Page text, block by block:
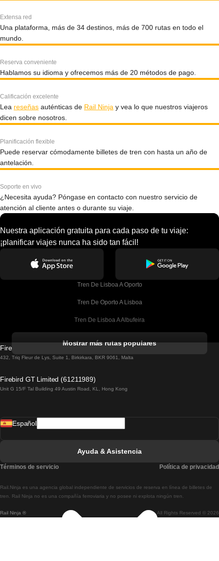
Extensa red
Una plataforma, más de 34 destinos, más de 700 rutas en todo el
mundo.
Reserva conveniente
Hablamos su idioma y ofrecemos más de 20 métodos de pago.
Calificación excelente
Lea reseñas auténticas de Rail Ninja y vea lo que nuestros viajeros
dicen sobre nosotros.
Planificación flexible
Puede reservar cómodamente billetes de tren con hasta un año de
antelación.
Soporte en vivo
¿Necesita ayuda? Póngase en contacto con nuestro servicio de
atención al cliente antes o durante su viaje.
Nuestra aplicación gratuita para cada paso de tu viaje:
¡planificar viajes nunca ha sido tan fácil!
Tren De Lisboa A Oporto
Tren De Oporto A Lisboa
Tren De Lisboa A Albufeira
Tren De Lisboa A Lagos
Tren De Lisboa A Madrid
Tren De Lisboa A Braga
Tren De Braga A Lisboa
Mostrar más rutas populares
Firebird GT Limited (OC 1451)
432, Triq Fleur de Lys, Suite 1, Birkirkara, BKR 9061, Malta
Firebird GT Limited (61211989)
Unit G 15/F Tal Building 49 Austin Road, KL, Hong Kong
Rail Ninja ® All Rights Reserved © 2026
Rail.Ninja es una agencia global independiente de servicios de reserva en línea de billetes de
tren. Rail Ninja no es una compañía ferroviaria y no posee ni explota ningún tren.
Español
Ayuda & Asistencia
Términos de servicio Política de privacidad